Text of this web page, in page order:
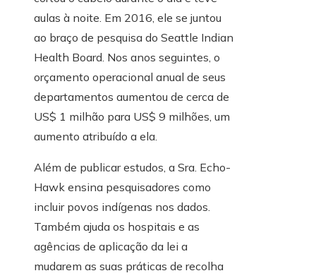
aulas à noite. Em 2016, ele se juntou
ao braço de pesquisa do Seattle Indian
Health Board. Nos anos seguintes, o
orçamento operacional anual de seus
departamentos aumentou de cerca de
US$ 1 milhão para US$ 9 milhões, um
aumento atribuído a ela.
Além de publicar estudos, a Sra. Echo-
Hawk ensina pesquisadores como
incluir povos indígenas nos dados.
Também ajuda os hospitais e as
agências de aplicação da lei a
mudarem as suas práticas de recolha